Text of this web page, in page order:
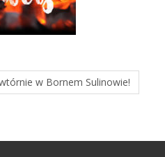
w Bornem Sulinowie!